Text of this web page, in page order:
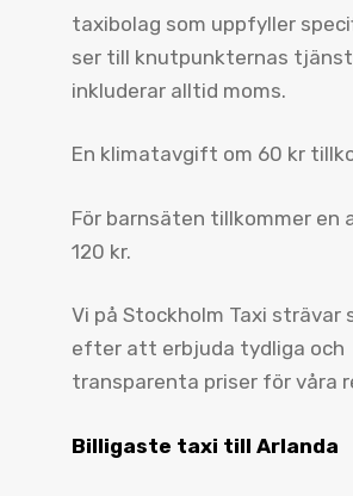
taxibolag som uppfyller
ser till knutpunkternas
inkluderar alltid moms.
En klimatavgift om 60 kr
För barnsäten tillkommer en
120 kr.
Vi på Stockholm Taxi strävar
efter att erbjuda tydliga och
transparenta priser för våra
Billigaste taxi till Arlanda